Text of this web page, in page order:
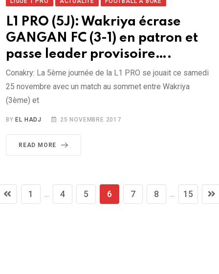
L1 PRO (5J): Wakriya écrase
GANGAN FC (3-1) en patron et
passe leader provisoire….
Conakry: La 5ème journée de la L1 PRO se jouait ce samedi
25 novembre avec un match au sommet entre Wakriya
(3ème) et
BYEL HADJ 25 NOVEMBRE 2017
READ MORE
1 4 5 6 7 8 15